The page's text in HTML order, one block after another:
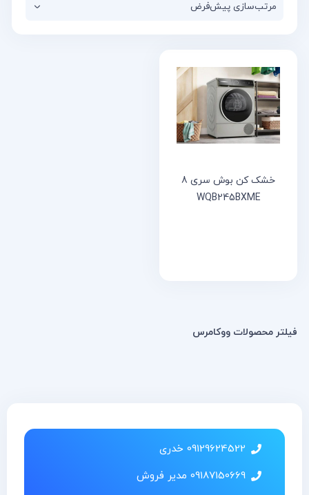
لوازم
آشپز
خانه
مقالات
و
ها
خشک کن بوش سری 8
WQB245BXME
فیلتر محصولات ووکامرس
09129624522 خدری
09187150669 مدیر فروش